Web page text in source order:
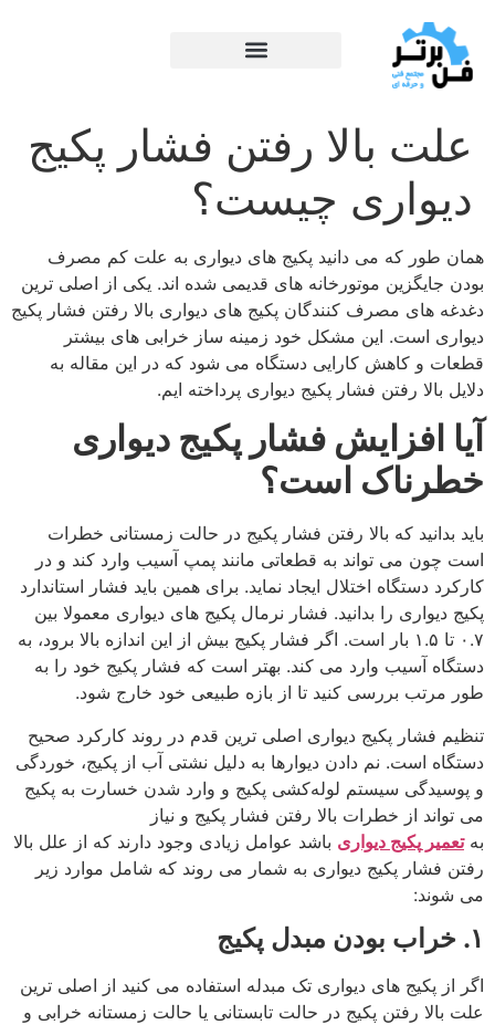
علت بالا رفتن فشار پکیج
دیواری چیست؟
همان طور که می دانید پکیج های دیواری به علت کم مصرف
بودن جایگزین موتورخانه های قدیمی شده اند. یکی از اصلی ترین
دغدغه های مصرف کنندگان پکیج های دیواری بالا رفتن فشار پکیج
دیواری است. این مشکل خود زمینه ساز خرابی های بیشتر
قطعات و کاهش کارایی دستگاه می شود که در این مقاله به
دلایل بالا رفتن فشار پکیج دیواری پرداخته ایم.
آیا افزایش فشار پکیج دیواری
خطرناک است؟
باید بدانید که بالا رفتن فشار پکیج در حالت زمستانی خطرات
است چون می تواند به قطعاتی مانند پمپ آسیب وارد کند و در
کارکرد دستگاه اختلال ایجاد نماید. برای همین باید فشار استاندارد
پکیج دیواری را بدانید. فشار نرمال پکیج های دیواری معمولا بین
۰.۷ تا ۱.۵ بار است. اگر فشار پکیج بیش از این اندازه بالا برود، به
دستگاه آسیب وارد می کند. بهتر است که فشار پکیج خود را به
طور مرتب بررسی کنید تا از بازه طبیعی خود خارج شود.
تنظیم فشار پکیج دیواری اصلی ترین قدم در روند کارکرد صحیح
دستگاه است. نم دادن دیوارها به دلیل نشتی آب از پکیج، خوردگی
و پوسیدگی سیستم لوله‌کشی پکیج و وارد شدن خسارت به پکیج
می تواند از خطرات بالا رفتن فشار پکیج و نیاز
بهتعمیر پکیج دیواری باشد عوامل زیادی وجود دارند که از علل بالا
رفتن فشار پکیج دیواری به شمار می روند که شامل موارد زیر
می شوند:
۱. خراب بودن مبدل پکیج
اگر از پکیج های دیواری تک مبدله استفاده می کنید از اصلی ترین
علت بالا رفتن پکیج در حالت تابستانی یا حالت زمستانه خرابی و